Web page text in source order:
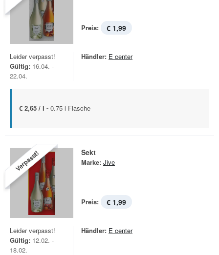
Preis: € 1,99
Leider verpasst!
Gültig: 16.04. -
22.04.
Händler: E center
€ 2,65 / l - 0.75 l Flasche
Verpasst! Sekt
Marke: Jive
Preis: € 1,99
Leider verpasst!
Gültig: 12.02. -
18.02.
Händler: E center